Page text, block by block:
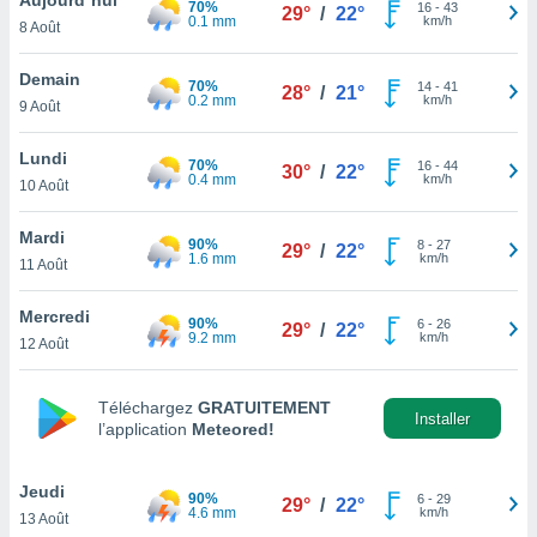
et
»,
au
vous
qu'ils
ou
le
ainsi
un
la
du
8 Août
70%
0.1 mm
29° / 22° 16- 43
km/h
Demain
9 Août
70%
0.2 mm
28° / 21° 14- 41
km/h
Lundi
10 Août
70%
0.4 mm
30° / 22° 16- 44
km/h
Mardi
11 Août
90%
1.6 mm
29° / 22° 8- 27
km/h
Mercredi
12 Août
90%
9.2 mm
29° / 22° 6- 26
km/h
Téléchargez GRATUITEMENT
l’application Meteored!
Installer
Jeudi
13 Août
90%
4.6 mm
29° / 22° 6- 29
km/h